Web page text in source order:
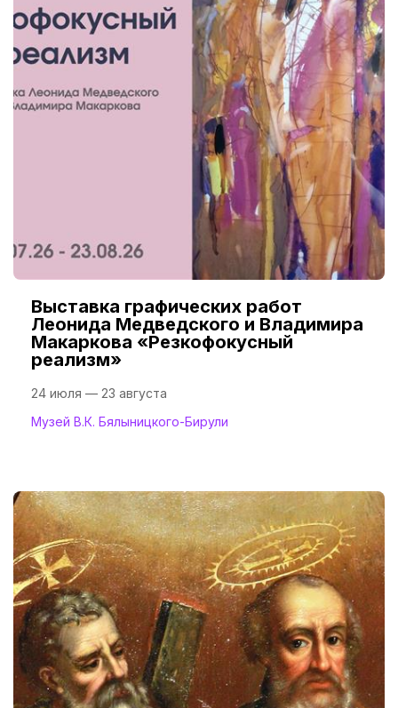
Выставка графических работ
Леонида Медведского и Владимира
Макаркова «Резкофокусный
реализм»
24 июля — 23 августа
Музей В.К. Бялыницкого-Бирули